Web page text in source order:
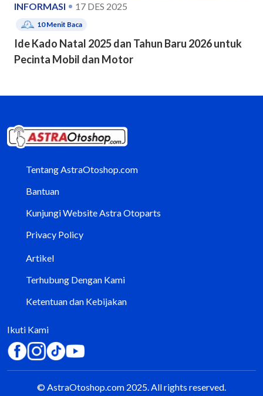
INFORMASI 17 DES 2025
10Menit Baca
Ide Kado Natal 2025 dan Tahun Baru 2026 untuk
Pecinta Mobil dan Motor
Tentang AstraOtoshop.com
Bantuan
Kunjungi Website Astra Otoparts
Privacy Policy
Artikel
Terhubung Dengan Kami
Ketentuan dan Kebijakan
Ikuti Kami
© AstraOtoshop.com 2025. All rights reserved.